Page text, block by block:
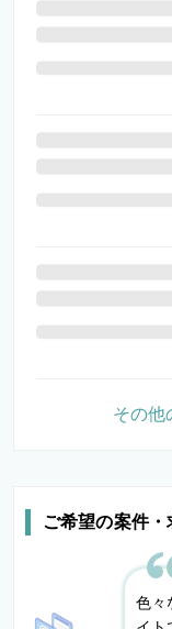
ご希望の案件
色々
その他